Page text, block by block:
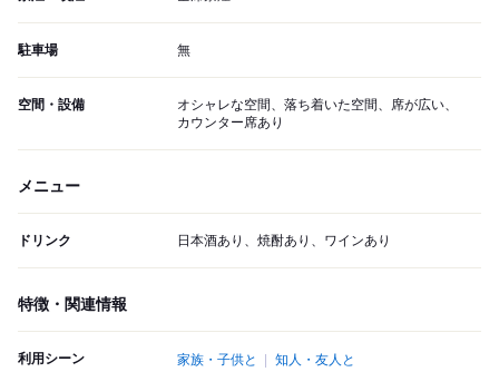
駐車場 無
空間・設備
オシャレな空間、落ち着いた空間、席が広い、
カウンター席あり
メニュー
ドリンク 日本酒あり、焼酎あり、ワインあり
特徴・関連情報
利用シーン 家族・子供と 知人・友人と